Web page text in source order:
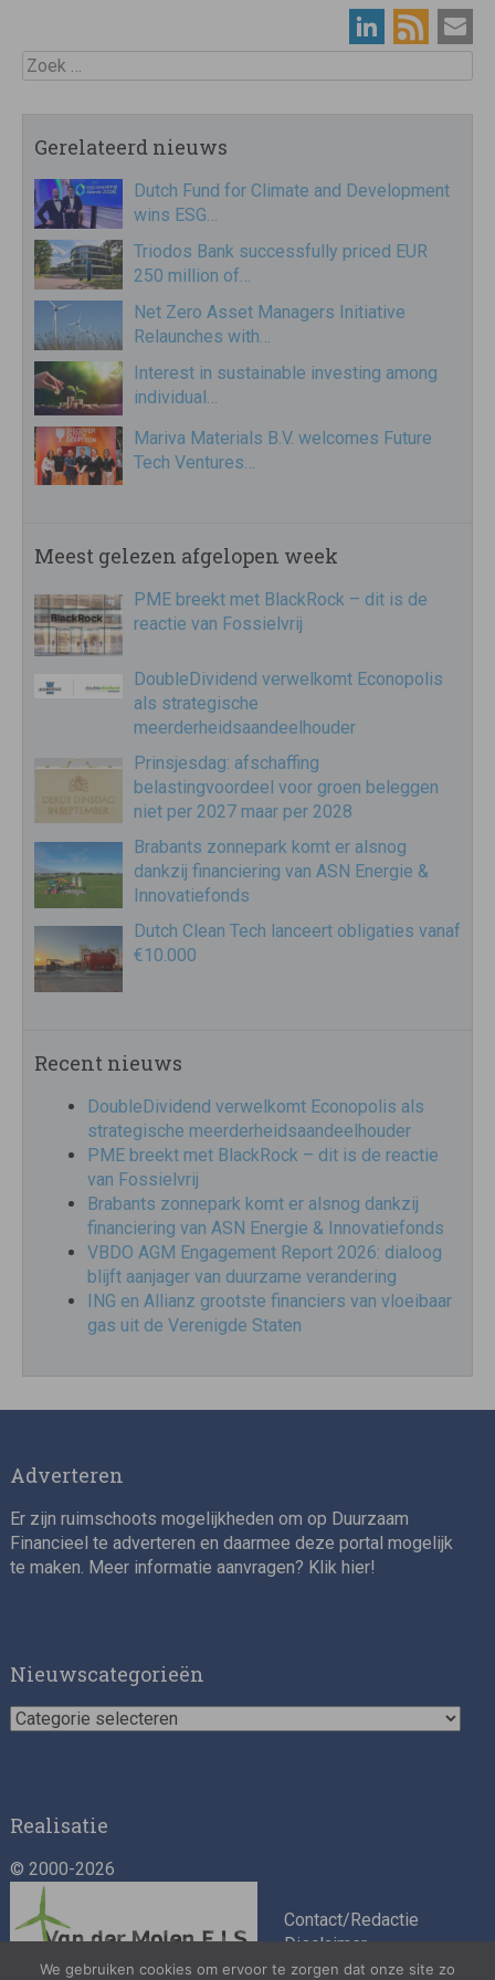
Zoek
Gerelateerd nieuws
Dutch Fund for Climate and Development
wins ESG…
Triodos Bank successfully priced EUR
250 million of…
Net Zero Asset Managers Initiative
Relaunches with…
Interest in sustainable investing among
individual…
Mariva Materials B.V. welcomes Future
Tech Ventures…
Meest gelezen afgelopen week
PME breekt met BlackRock – dit is de
reactie van Fossielvrij
DoubleDividend verwelkomt Econopolis
als strategische
meerderheidsaandeelhouder
Prinsjesdag: afschaffing
belastingvoordeel voor groen beleggen
niet per 2027 maar per 2028
Brabants zonnepark komt er alsnog
dankzij financiering van ASN Energie &
Innovatiefonds
Dutch Clean Tech lanceert obligaties vanaf
€10.000
Recent nieuws
DoubleDividend verwelkomt Econopolis als
strategische meerderheidsaandeelhouder
PME breekt met BlackRock – dit is de reactie
van Fossielvrij
Brabants zonnepark komt er alsnog dankzij
financiering van ASN Energie & Innovatiefonds
VBDO AGM Engagement Report 2026: dialoog
blijft aanjager van duurzame verandering
ING en Allianz grootste financiers van vloeibaar
gas uit de Verenigde Staten
Adverteren
Er zijn ruimschoots mogelijkheden om op Duurzaam
Financieel te adverteren en daarmee deze portal mogelijk
te maken. Meer informatie aanvragen? Klik hier!
Nieuwscategorieën
Nieuwscategorieën
Realisatie
© 2000-2026
Contact/Redactie
Disclaimer
Algemene
We gebruiken cookies om ervoor te zorgen dat onze site zo